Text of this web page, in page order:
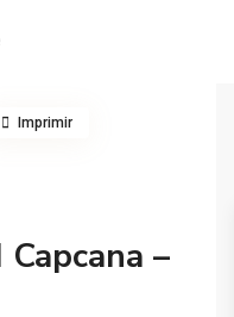
–
Imprimir